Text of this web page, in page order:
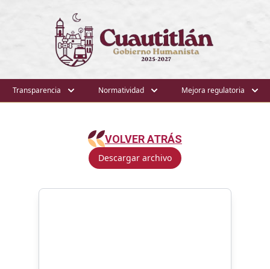
Transparencia Normatividad Mejora regulatoria
VOLVER ATRÁS
Descargar archivo